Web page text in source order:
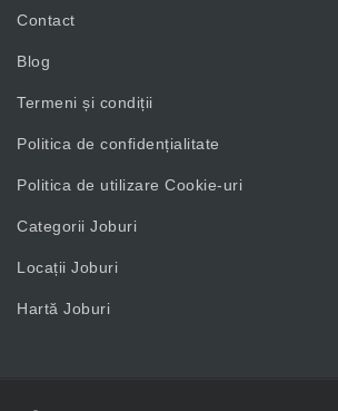
Contact
Blog
Termeni și condiții
Politica de confidențialitate
Politica de utilizare Cookie-uri
Categorii Joburi
Locații Joburi
Hartă Joburi